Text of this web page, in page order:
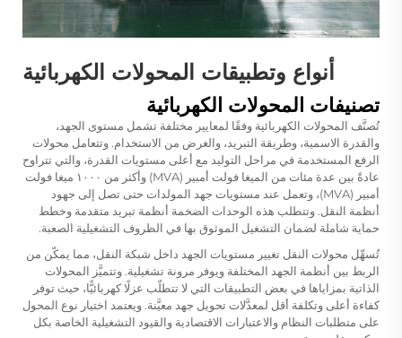
أنواع وتطبيقات المحولات الكهربائية
تصنيفات المحولات الكهربائية
تُصنَّف المحولات الكهربائية وفقًا لمعايير مختلفة تشمل مستوى الجهد،
والقدرة الاسمية، وطريقة التبريد، والغرض من الاستخدام. وتتعامل محولات
الرفع المستخدمة في مراحل التوليد مع أعلى مستويات القدرة، والتي تتراوح
عادةً بين عدة مئات من الميغا فولت أمبير (MVA) وأكثر من ١٠٠٠ ميغا فولت
أمبير (MVA)، وتعمل عند مستويات جهد المولدات حتى تصل إلى جهود
أنظمة النقل. وتتطلب هذه الوحدات الضخمة أنظمة تبريد متقدمة وخطط
حماية شاملة لضمان التشغيل الموثوق بها في الظروف التشغيلية الصعبة.
تُسهِّل محولات النقل تغيير مستويات الجهد داخل شبكة النقل، مما يمكّن من
الربط بين أنظمة الجهد المختلفة ويوفر مرونة تشغيلية. وتتميَّز المحولات
الذاتية بمزاياها في بعض التطبيقات التي لا تتطلّب عزلًا كهربائيًّا، حيث توفر
كفاءة أعلى وتكلفة أقل لمعدَّلات تحويل جهد معيَّنة. ويعتمد اختيار نوع المحول
على متطلبات النظام والاعتبارات الاقتصادية والقيود التشغيلية الخاصة بكل